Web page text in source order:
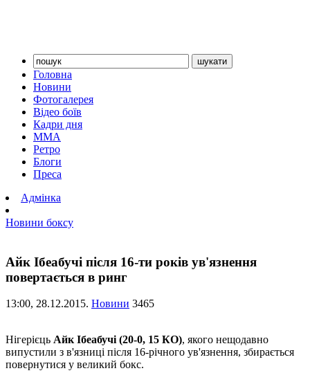
Головна
Новини
Фотогалерея
Відео боїв
Кадри дня
ММА
Ретро
Блоги
Преса
Адмінка
Новини боксу
Айк Ібеабучі після 16-ти років ув'язнення
повертається в ринг
13:00, 28.12.2015. Новини 3465
Нігерієць Айк Ібеабучі (20-0, 15 КО), якого нещодавно
випустили з в'язниці після 16-річного ув'язнення, збирається
повернутися у великий бокс.